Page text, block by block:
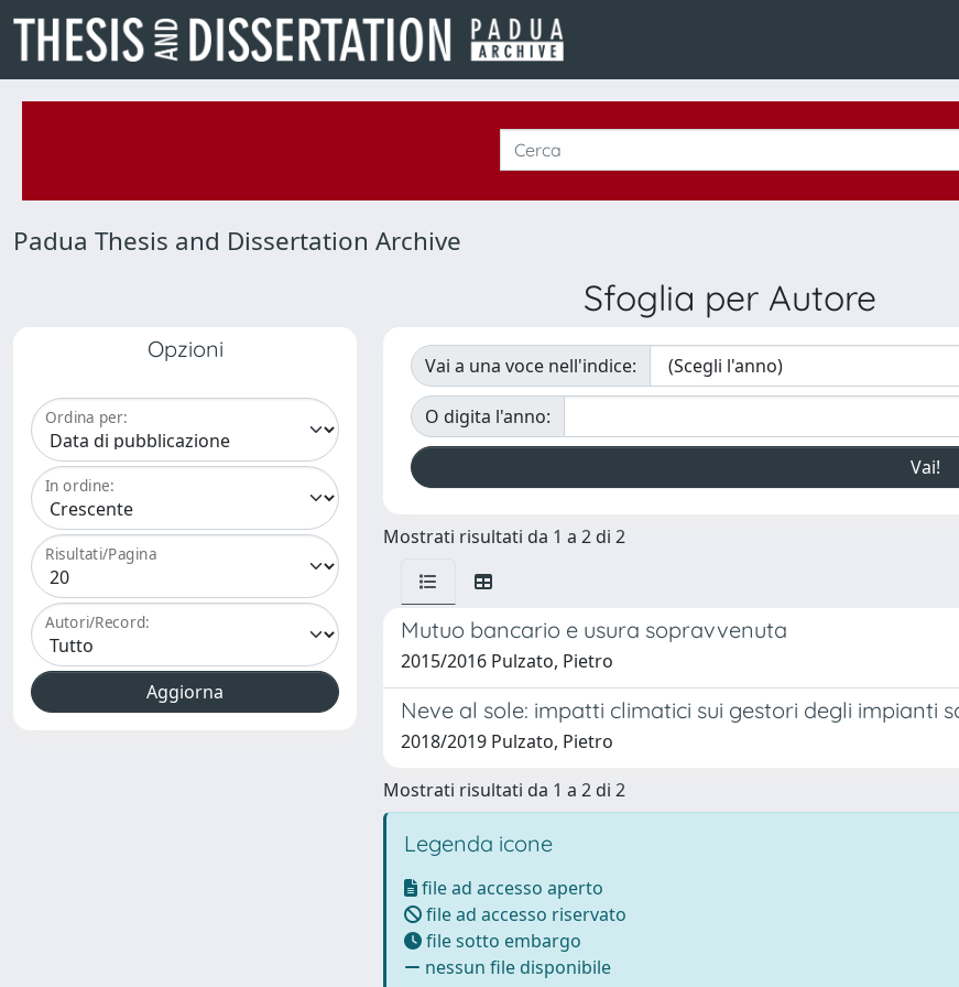
Padua Thesis and Dissertation Archive
Sfoglia per Autore
Opzioni
Ordina per:
In ordine:
Risultati/Pagina
Autori/Record:
Vai a una voce nell'indice:
O digita l'anno:
Mostrati risultati da 1 a 2 di 2
Mutuo bancario e usura sopravvenuta
2015/2016 Pulzato, Pietro
Neve al sole: impatti climatici sui gestori degli impianti
2018/2019 Pulzato, Pietro
Mostrati risultati da 1 a 2 di 2
Legenda icone
file ad accesso aperto
file ad accesso riservato
file sotto embargo
nessun file disponibile